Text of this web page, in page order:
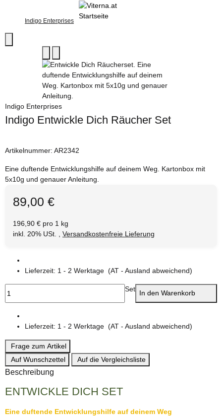
Indigo Enterprises
Indigo Enterprises
Indigo Entwickle Dich Räucher Set
Artikelnummer: AR2342
Eine duftende Entwicklungshilfe auf deinem Weg. Kartonbox mit
5x10g und genauer Anleitung.
89,00 €
196,90 € pro 1 kg
inkl. 20% USt. , Versandkostenfreie Lieferung
Lieferzeit: 1 - 2 Werktage (AT - Ausland abweichend)
Set In den Warenkorb
Lieferzeit: 1 - 2 Werktage (AT - Ausland abweichend)
Frage zum Artikel
Auf Wunschzettel
Auf die Vergleichsliste
Beschreibung
ENTWICKLE DICH SET
Eine duftende Entwicklungshilfe auf deinem Weg